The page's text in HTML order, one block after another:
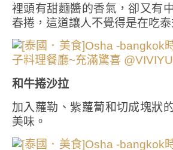
裡頭有甜麵醬的香氣，卻又有
春捲，這道讓人不覺得是在吃泰
和牛捲沙拉
加入蘿勒、紫蘿蔔和切成塊狀
美味。